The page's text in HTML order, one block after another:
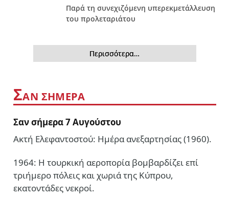
Παρά τη συνεχιζόμενη υπερεκμετάλλευση
του προλεταριάτου
Περισσότερα…
ΣΑΝ ΣΗΜΕΡΑ
Σαν σήμερα 7 Αυγούστου
Ακτή Ελεφαντοστού: Ημέρα ανεξαρτησίας (1960).
1964: Η τουρκική αεροπορία βομβαρδίζει επί
τριήμερο πόλεις και χωριά της Κύπρου,
εκατοντάδες νεκροί.